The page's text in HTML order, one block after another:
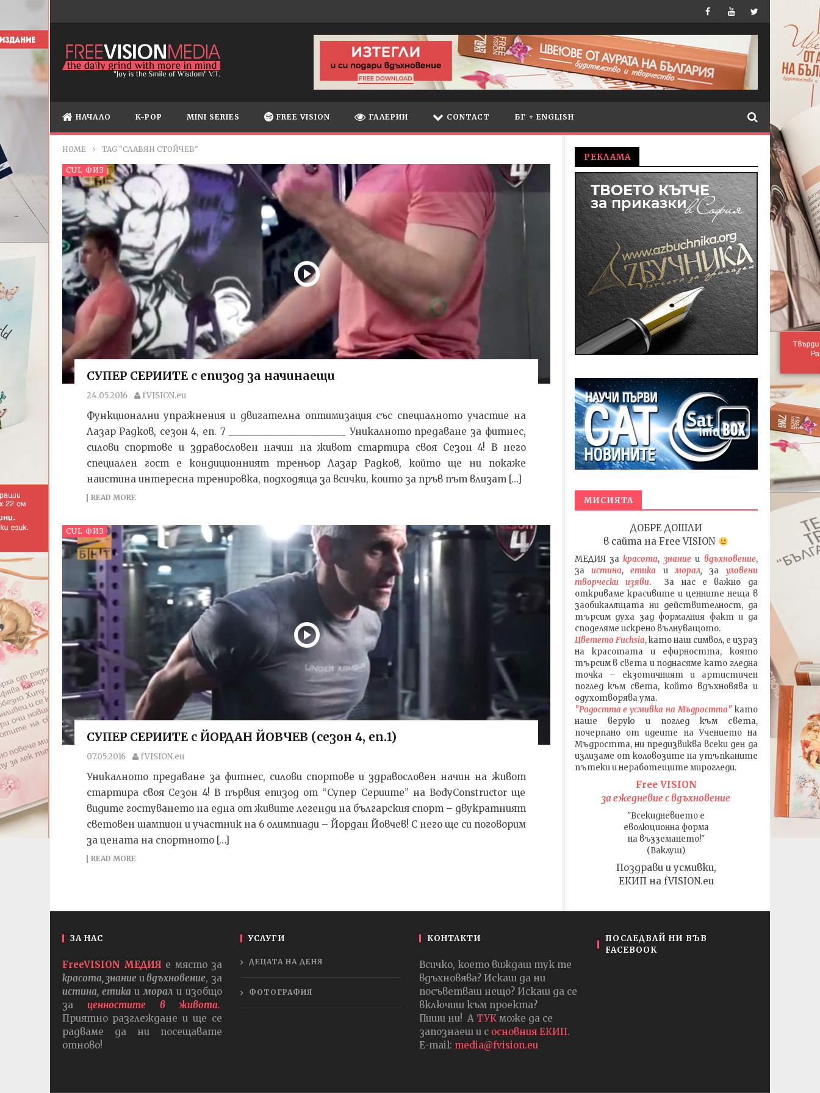
НАЧАЛО K-POP MINI SERIES FREE VISION ГАЛЕРИИ CONTACT БГ + ENGLISH
HOME TAG "СЛАВЯН СТОЙЧЕВ"
CUL ФИЗ
СУПЕР СЕРИИТЕ с епизод за начинаещи
24.05.2016 fVISION.eu
Функционални упражнения и двигателна оптимизация със специалното участие на
Лазар Радков, сезон 4, еп. 7 ________________________ Уникалното предаване за фитнес,
силови спортове и здравословен начин на живот стартира своя Сезон 4! В него
специален гост е кондиционният треньор Лазар Радков, който ще ни покаже
наистина интересна тренировка, подходяща за всички, които за пръв път влизат […]
READ MORE
CUL ФИЗ
СУПЕР СЕРИИТЕ с ЙОРДАН ЙОВЧЕВ (сезон 4, еп.1)
07.05.2016 fVISION.eu
Уникалното предаване за фитнес, силови спортове и здравословен начин на живот
стартира своя Сезон 4! В първия епизод от “Супер Сериите” на BodyConstructor ще
видите гостуването на една от живите легенди на българския спорт – двукратният
световен шампион и участник на 6 олимпиади – Йордан Йовчев! С него ще си поговорим
за цената на спортното […]
READ MORE
РЕКЛАМА
МИСИЯТА
ДОБРЕ ДОШЛИ
в сайта наFree VISION
МЕДИЯзакрасота, знаниеи вдъхновение,
за истина,етика иморал, за уловени
творчески изяви. За нас е важно да
откриваме красивите и ценните неща в
заобикалящата ни действителност, да
търсим духа зад формалния факт и да
споделяме искрено вълнуващото.
Цветето Fuchsia, като наш символ, е израз
на красотата и ефирността, която
търсим в света и поднасяме като гледна
точка – екзотичният и артистичен
поглед към света, който вдъхновява и
одухотворява ума.
"Радостта е усмивка на Мъдростта"като
наше верую и поглед към света,
почерпано от идеите на Учението на
Мъдростта,ни предизвиква всеки ден да
излизаме от коловозите на утъпканите
пътеки и неработещите мирогледи.
Free VISION
за ежедневие с вдъхновение
"Всекидневието е
еволюционна форма
на възземането!"
(Ваклуш)
Поздрави и усмивки,
ЕКИП на fVISION.eu
ЗА НАС
FreeVISION МЕДИЯ е място за
красота, знание и вдъхновение, за
истина, етикаи морал и изобщо
за ценностите в живота.
Приятно разглеждане и ще се
радваме да ни посещавате
отново!
УСЛУГИ
ДЕЦАТА НА ДЕНЯ
ФОТОГРАФИЯ
КОНТАКТИ
Всичко, което виждаш тук те
вдъхновява? Искаш да ни
посъветваш нещо? Искаш да се
включиш към проекта?
Пиши ни! А ТУКможе да се
запознаеш и с основния ЕКИП.
E-mail: media@fvision.eu
ПОСЛЕДВАЙ НИ ВЪВ
FACEBOOK